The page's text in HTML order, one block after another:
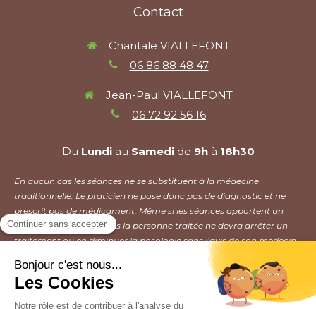
Contact
Chantale VIALLEFONT
06 86 88 48 47
Jean-Paul VIALLEFONT
06 72 92 56 16
Du Lundiau Samedide 9hà 18h30
En aucun cas les séances ne se substituent à la médecine
traditionnelle. Le praticien ne pose donc pas de diagnostic et ne
prescrit pas de médicament. Même si les séances apportent un
mieux être, en aucun cas la personne traitée ne devra arrêter un
traitement ou en diminuer la posologie sans l’avis de son médecin.